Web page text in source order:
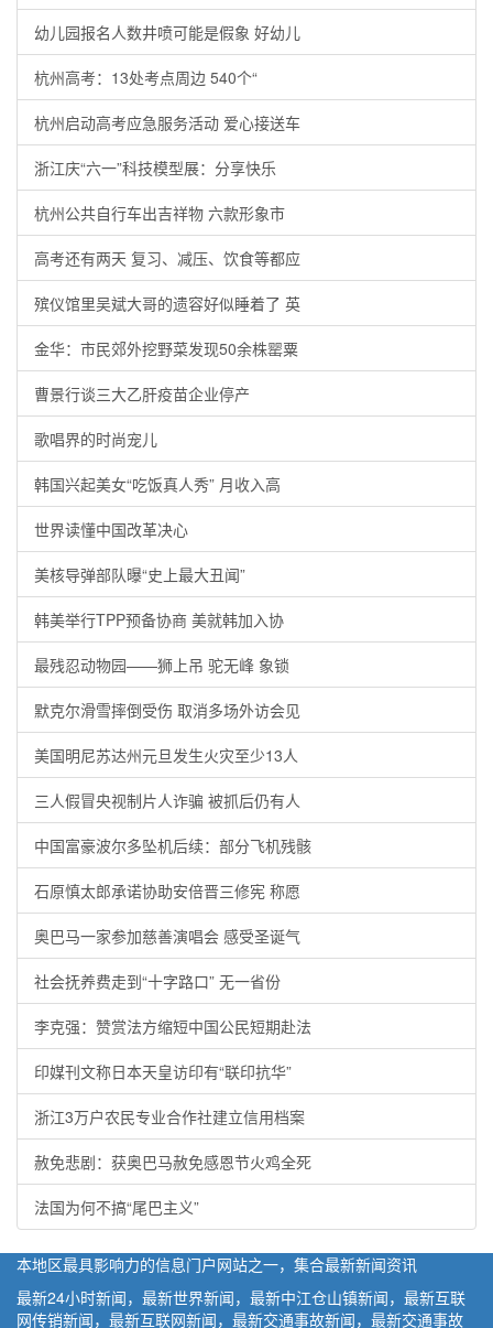
幼儿园报名人数井喷可能是假象 好幼儿
杭州高考：13处考点周边 540个“
杭州启动高考应急服务活动 爱心接送车
浙江庆“六一”科技模型展：分享快乐
杭州公共自行车出吉祥物 六款形象市
高考还有两天 复习、减压、饮食等都应
殡仪馆里吴斌大哥的遗容好似睡着了 英
金华：市民郊外挖野菜发现50余株罂粟
曹景行谈三大乙肝疫苗企业停产
歌唱界的时尚宠儿
韩国兴起美女“吃饭真人秀” 月收入高
世界读懂中国改革决心
美核导弹部队曝“史上最大丑闻”
韩美举行TPP预备协商 美就韩加入协
最残忍动物园——狮上吊 驼无峰 象锁
默克尔滑雪摔倒受伤 取消多场外访会见
美国明尼苏达州元旦发生火灾至少13人
三人假冒央视制片人诈骗 被抓后仍有人
中国富豪波尔多坠机后续：部分飞机残骸
石原慎太郎承诺协助安倍晋三修宪 称愿
奥巴马一家参加慈善演唱会 感受圣诞气
社会抚养费走到“十字路口” 无一省份
李克强：赞赏法方缩短中国公民短期赴法
印媒刊文称日本天皇访印有“联印抗华”
浙江3万户农民专业合作社建立信用档案
赦免悲剧：获奥巴马赦免感恩节火鸡全死
法国为何不搞“尾巴主义”
本地区最具影响力的信息门户网站之一，集合最新新闻资讯
最新24小时新闻，最新世界新闻，最新中江仓山镇新闻，最新互联
网传销新闻，最新互联网新闻，最新交通事故新闻，最新交通事故